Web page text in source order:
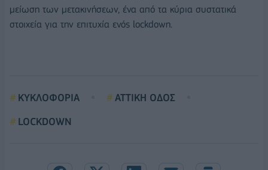
μείωση των μετακινήσεων, ένα από τα κύρια συστατικά
στοιχεία για την επιτυχία ενός lockdown.
ΚΥΚΛΟΦΟΡΙΑ
ΑΤΤΙΚΗ ΟΔΟΣ
LOCKDOWN